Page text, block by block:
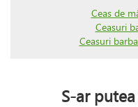
Ceas de
Ceasuri
Ceasuri
S-ar